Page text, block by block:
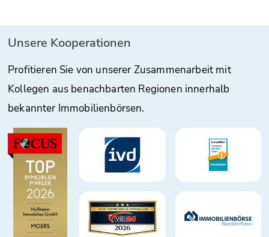
Unsere Kooperationen
Profitieren Sie von unserer Zusammenarbeit mit
Kollegen aus benachbarten Regionen innerhalb
bekannter Immobilienbörsen.